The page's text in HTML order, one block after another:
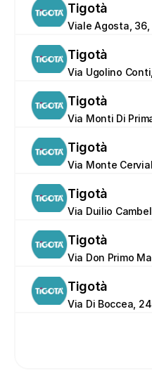
Tigotà
Viale Agosta, 36,
Tigotà
Via Ugolino
Tigotà
Via Monti Di
Tigotà
Via Monte
Tigotà
Via Duilio
Tigotà
Via Don Primo
Tigotà
Via Di Boccea,